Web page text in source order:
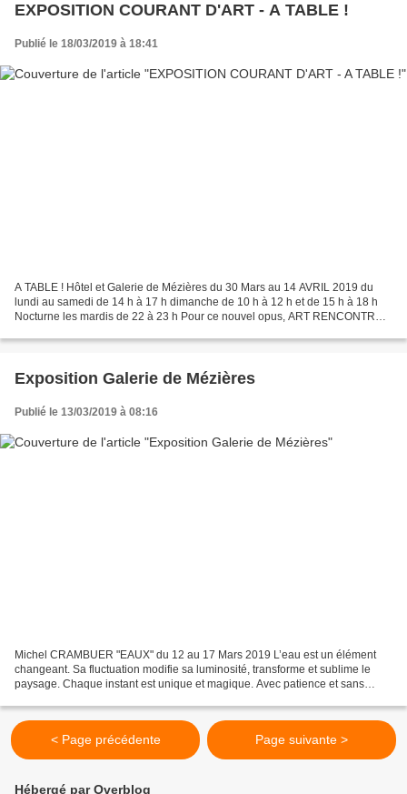
EXPOSITION COURANT D'ART - A TABLE !
Publié le 18/03/2019 à 18:41
A TABLE ! Hôtel et Galerie de Mézières du 30 Mars au 14 AVRIL 2019 du
lundi au samedi de 14 h à 17 h dimanche de 10 h à 12 h et de 15 h à 18 h
Nocturne les mardis de 22 à 23 h Pour ce nouvel opus, ART RENCONTRE
Exposition Galerie de Mézières
Publié le 13/03/2019 à 08:16
Michel CRAMBUER "EAUX" du 12 au 17 Mars 2019 L’eau est un élément
changeant. Sa fluctuation modifie sa luminosité, transforme et sublime le
paysage. Chaque instant est unique et magique. Avec patience et sans
< Page précédente Page suivante >
Hébergé par Overblog